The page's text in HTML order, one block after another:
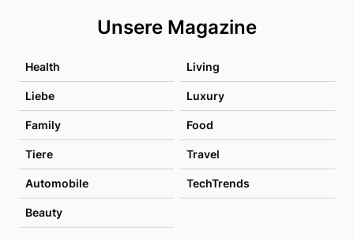
Unsere Magazine
Health Living
Liebe Luxury
Family Food
Tiere Travel
Automobile TechTrends
Beauty